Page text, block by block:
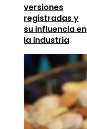
versiones
registradas y
su influencia en
la industria